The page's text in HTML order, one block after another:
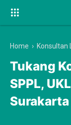
Home › Konsultan
Tukang
SPPL,